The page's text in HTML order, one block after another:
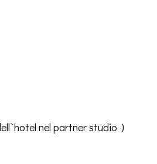
nel partner studio )